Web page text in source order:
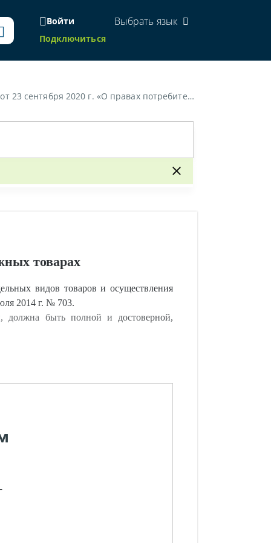
Войти
Подключиться
Выбрать язык
обнаружении недостатков в технически сложных товарах»
товарах
видов товаров и осуществления
2014 г. № 703.
должна быть полной и достоверной,